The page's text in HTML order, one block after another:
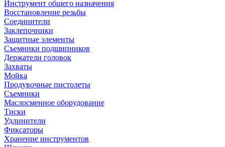
Инструмент общего назначения
Восстановление резьбы
Соединители
Заклепочники
Защитные элементы
Съемники подшипников
Держатели головок
Захваты
Мойка
Продувочные пистолеты
Съемники
Маслосменное оборудование
Тиски
Удлинители
Фиксаторы
Хранение инструментов